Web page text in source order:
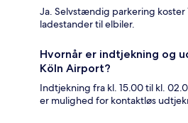
Ja. Selvstændig parkering koster
ladestander til elbiler.
Hvornår er indtjekning og
Köln Airport?
Indtjekning fra kl. 15.00 til kl.
er mulighed for kontaktløs